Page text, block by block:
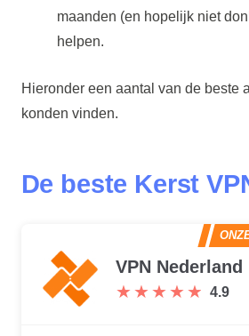
maanden (en hopelijk niet
helpen.
Hieronder een aantal van de beste
konden vinden.
De beste Kerst
VPN Nederland
★ ★ ★ ★ ★
★ ★ ★ ★ ★ 4.9